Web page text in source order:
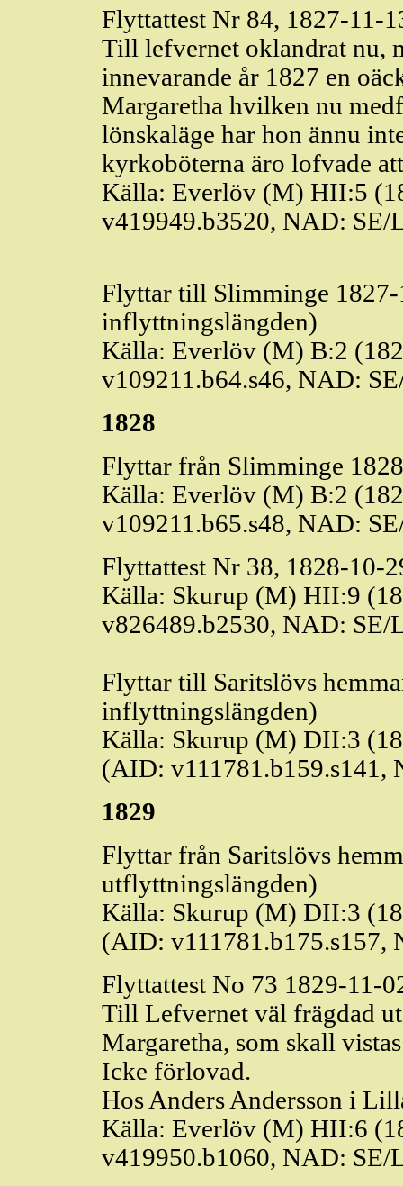
Flyttattest Nr 84, 1827-11-
Till lefvernet oklandrat nu,
innevarande år 1827 en
Margaretha hvilken nu
lönskaläge har hon ännu
kyrkoböterna äro lofvade
Källa: Everlöv (M) HII:5
v419949.b3520, NAD:
Flyttar till Slimminge
inflyttningslängden)
Källa: Everlöv (M) B:2
v109211.b64.s46, NAD:
1828
Flyttar från Slimminge
Källa: Everlöv (M) B:2
v109211.b65.s48, NAD:
Flyttattest Nr 38, 1828-10-
Källa: Skurup (M) HII:9
v826489.b2530, NAD:
Flyttar till Saritslövs
inflyttningslängden)
Källa: Skurup (M) DII:3
(AID:
1829
Flyttar från Saritslövs
utflyttningslängden)
Källa: Skurup (M) DII:3
(AID:
Flyttattest No 73 1829-11-
Till Lefvernet väl frägdad
Margaretha, som skall
Icke förlovad.
Hos Anders Andersson i
Källa: Everlöv (M) HII:6
v419950.b1060, NAD: